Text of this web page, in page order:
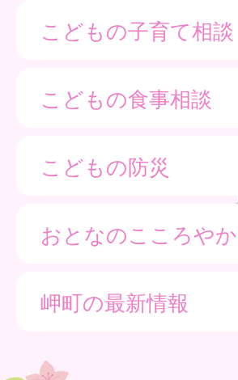
こどもの子育て相談
こどもの食事相談
こどもの防災
おとなのこころや
岬町の最新情報